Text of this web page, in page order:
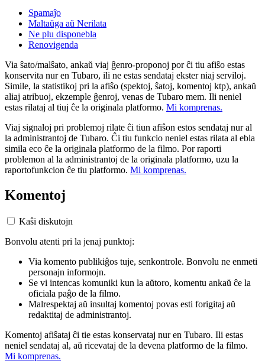
Spamaĵo
Maltaŭga aŭ Nerilata
Ne plu disponebla
Renovigenda
Via ŝato/malŝato, ankaŭ viaj ĝenro-proponoj por ĉi tiu afiŝo estas
konservita nur en Tubaro, ili ne estas sendataj ekster niaj serviloj.
Simile, la statistikoj pri la afiŝo (spektoj, ŝatoj, komentoj ktp), ankaŭ
aliaj atribuoj, ekzemple ĝenroj, venas de Tubaro mem. Ili neniel
estas rilataj al tiuj ĉe la originala platformo. Mi komprenas.
Viaj signaloj pri problemoj rilate ĉi tiun afiŝon estos sendataj nur al
la administrantoj de Tubaro. Ĉi tiu funkcio neniel estas rilata al ebla
simila eco ĉe la originala platformo de la filmo. Por raporti
problemon al la administrantoj de la originala platformo, uzu la
raportofunkcion ĉe tiu platformo. Mi komprenas.
Komentoj
Kaŝi diskutojn
Bonvolu atenti pri la jenaj punktoj:
Via komento publikiĝos tuje, senkontrole. Bonvolu ne enmeti
personajn informojn.
Se vi intencas komuniki kun la aŭtoro, komentu ankaŭ ĉe la
oficiala paĝo de la filmo.
Malrespektaj aŭ insultaj komentoj povas esti forigitaj aŭ
redaktitaj de administrantoj.
Komentoj afiŝataj ĉi tie estas konservataj nur en Tubaro. Ili estas
neniel sendataj al, aŭ ricevataj de la devena platformo de la filmo.
Mi komprenas.